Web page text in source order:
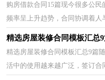
购房借款合同15篇现今很多公
频率呈上升趋势，合同协调着人
要怎么拟定？想必这让大家都很
精选房屋装修合同模板汇总
精选房屋装修合同模板汇总9篇
活中的使用越来越广泛，签订